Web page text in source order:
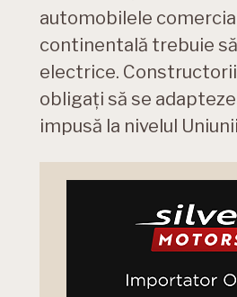
automobilele
continentală trebuie
electrice.
obligați să se
impusă la nivelul